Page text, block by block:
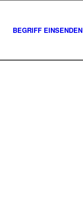
BEGRIFF EINSENDEN